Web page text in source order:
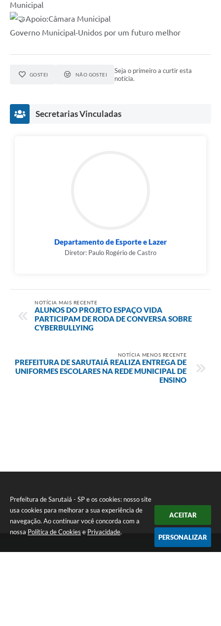
Prefeitura de Sarutaiá - SP e os cookies: nosso site
usa cookies para melhorar a sua experiência de
navegação. Ao continuar você concorda com a
nossa Política de Cookies e Privacidade.
ACEITAR
PERSONALIZAR
Municipal
Apoio:Câmara Municipal
Governo Municipal-Unidos por um futuro melhor
GOSTEI NÃO GOSTEI
Seja o primeiro a curtir esta
notícia.
Secretarias Vinculadas
Departamento de Esporte e Lazer
Diretor: Paulo Rogério de Castro
NOTÍCIA MAIS RECENTE
ALUNOS DO PROJETO ESPAÇO VIDA
PARTICIPAM DE RODA DE CONVERSA SOBRE
CYBERBULLYING
NOTÍCIA MENOS RECENTE
PREFEITURA DE SARUTAIÁ REALIZA ENTREGA DE
UNIFORMES ESCOLARES NA REDE MUNICIPAL DE
ENSINO
Telefone: (14) 33871900